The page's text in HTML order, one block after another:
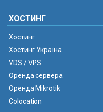
ХОСТИНГ
Хостинг
Хостинг Україна
VDS / VPS
Оренда сервера
Оренда Mikrotik
Colocation